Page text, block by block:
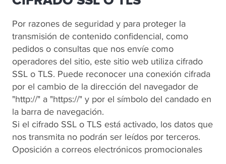
Por razones de seguridad y para proteger la
transmisión de contenido confidencial, como
pedidos o consultas que nos envíe como
operadores del sitio, este sitio web utiliza cifrado
SSL o TLS. Puede reconocer una conexión cifrada
por el cambio de la dirección del navegador de
"http://" a "https://" y por el símbolo del candado en
la barra de navegación.
Si el cifrado SSL o TLS está activado, los datos que
nos transmita no podrán ser leídos por terceros.
Oposición a correos electrónicos promocionales